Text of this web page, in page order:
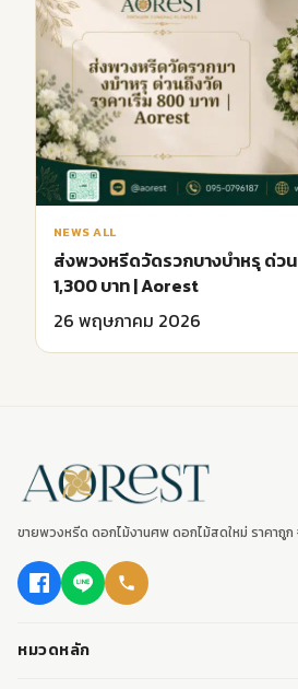
NEWS ALL
ส่งพวงหรีดวัดรวกบางบำหรุ ด่วน
1,300 บาท | Aorest
26 พฤษภาคม 2026
ขายพวงหรีด ดอกไม้งานศพ ดอกไม้สดใหม่ ราคาถูก
หมวดหลัก